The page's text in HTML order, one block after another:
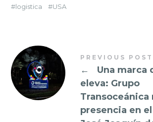
logistica
USA
PREVIOUS POST
←
Una marca
eleva: Grupo
Transoceánica
presencia en